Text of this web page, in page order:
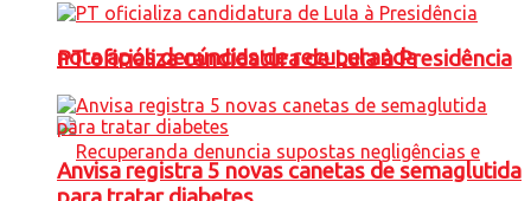
nota após denúncias de recuperanda
PT oficializa candidatura de Lula à Presidência
Anvisa registra 5 novas canetas de semaglutida